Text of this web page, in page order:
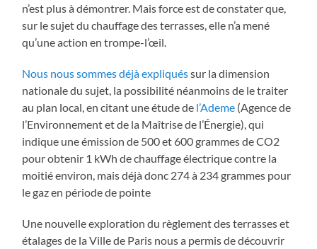
n’est plus à démontrer. Mais force est de constater que,
sur le sujet du chauffage des terrasses, elle n’a mené
qu’une action en trompe-l’œil.
Nous nous sommes déjà expliquéssur la dimension
nationale du sujet, la possibilité néanmoins de le traiter
au plan local, en citant une étude de l’Ademe (Agence de
l’Environnement et de la Maîtrise de l’Énergie), qui
indique une émission de 500 et 600 grammes de CO2
pour obtenir 1 kWh de chauffage électrique contre la
moitié environ, mais déjà donc 274 à 234 grammes pour
le gaz en période de pointe
Une nouvelle exploration du règlement des terrasses et
étalages de la Ville de Paris nous a permis de découvrir